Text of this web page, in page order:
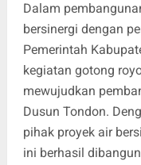
Dalam
bersinergi dengan
Pemerintah
kegiatan gotong
mewujudkan
Dusun Tondon.
pihak proyek air
ini berhasil